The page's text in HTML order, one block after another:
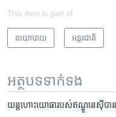
This item is part of
នយោបាយ អន្តរជាតិ
អត្ថបទ​ទាក់ទង
យន្តហោះ​យោធា​របស់​ឥណ្ឌូនេស៊ី​បាន​